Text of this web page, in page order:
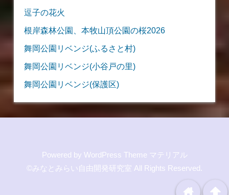
逗子の花火
根岸森林公園、本牧山頂公園の桜2026
舞岡公園リベンジ(ふるさと村)
舞岡公園リベンジ(小谷戸の里)
舞岡公園リベンジ(保護区)
Powered by WordPress Theme マテリアル
©みなとみらい自由開発研究室 All Rights Reserved.
arrowup
home